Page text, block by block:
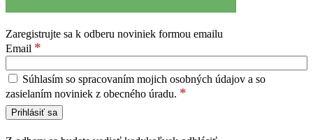
Zaregistrujte sa k odberu noviniek formou emailu
Email *
Súhlasím so spracovaním mojich osobných údajov a so
zasielaním noviniek z obecného úradu. *